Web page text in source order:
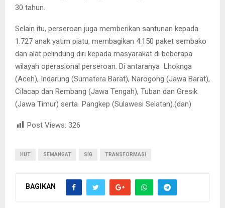
30 tahun.
Selain itu, perseroan juga memberikan santunan kepada
1.727 anak yatim piatu, membagikan 4.150 paket sembako
dan alat pelindung diri kepada masyarakat di beberapa
wilayah operasional perseroan. Di antaranya Lhoknga
(Aceh), Indarung (Sumatera Barat), Narogong (Jawa Barat),
Cilacap dan Rembang (Jawa Tengah), Tuban dan Gresik
(Jawa Timur) serta Pangkep (Sulawesi Selatan).(dan)
Post Views: 326
HUT SEMANGAT SIG TRANSFORMASI
BAGIKAN